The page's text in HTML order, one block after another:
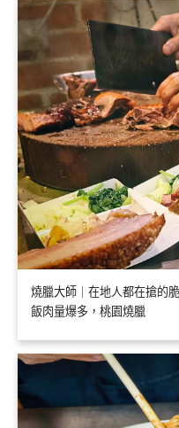
燒臘大師｜在地人都在搶的
飯肉量爆多，桃園燒臘